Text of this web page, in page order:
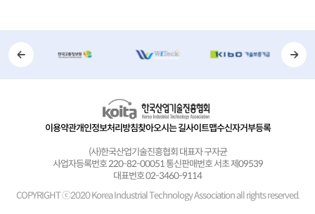
이용약관개인정보처리방침찾아오시는 길사이트맵수신자거부등록
(사)한국산업기술진흥협회 대표자 구자균
사업자등록번호 220-82-00051 통신판매번호 서초 제09539
대표번호 02-3460-9114
COPYRIGHT ⓒ2020 Korea Industrial Technology Associationall rights reserved.